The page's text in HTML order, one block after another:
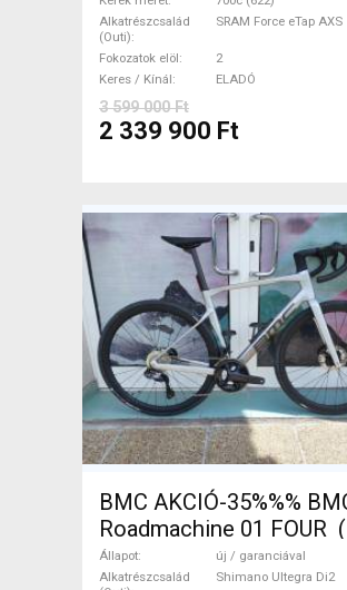
Force eTap AXS
garanciával ELADÓ
Alkatrészcsalád
(Outi)
SRAM Force eTap AXS
Fokozatok elöl
2
Keres / Kínál
ELADÓ
3 599 000 Ft
2 339 900 Ft
BMC AKCIÓ-35%%%
Roadmachine 01 FOUR
Országúti, Triatlon
Ultegra Di2 tárcsafék új /
Állapot
új / garanciával
Alkatrészcsalád
Shimano Ultegra Di2